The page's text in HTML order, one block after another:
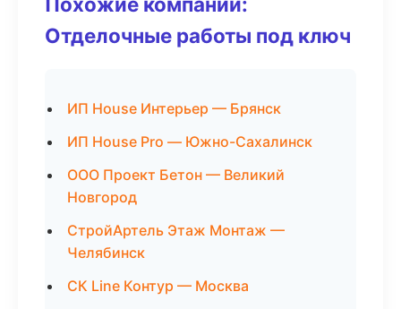
Отделочные работы под ключ
ИП House Интерьер — Брянск
ИП House Pro — Южно-Сахалинск
ООО Проект Бетон — Великий
Новгород
СтройАртель Этаж Монтаж —
Челябинск
СК Line Контур — Москва